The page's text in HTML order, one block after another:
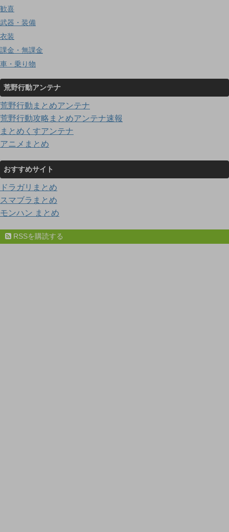
歓喜
武器・装備
衣装
課金・無課金
車・乗り物
荒野行動アンテナ
荒野行動まとめアンテナ
荒野行動攻略まとめアンテナ速報
まとめくすアンテナ
アニメまとめ
おすすめサイト
ドラガリまとめ
スマブラまとめ
モンハン まとめ
RSSを購読する